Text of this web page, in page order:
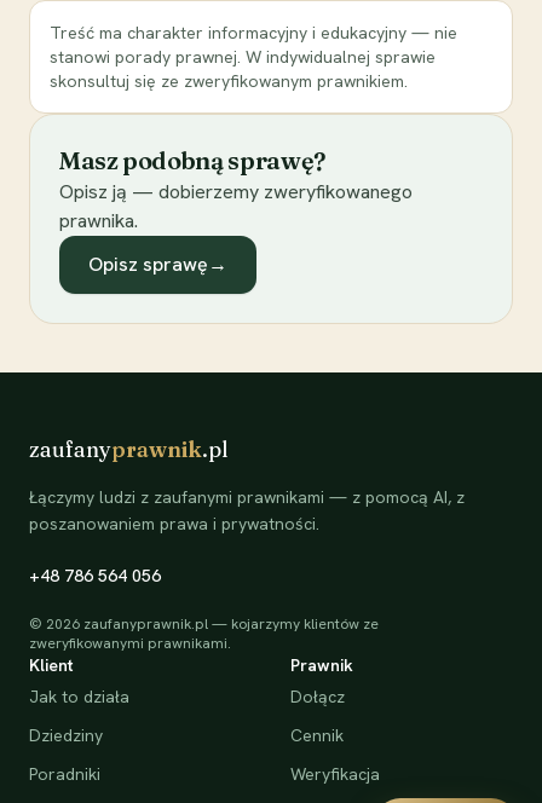
Treść ma charakter informacyjny i edukacyjny — nie
stanowi porady prawnej. W indywidualnej sprawie
skonsultuj się ze zweryfikowanym prawnikiem.
Masz podobną sprawę?
Opisz ją — dobierzemy zweryfikowanego
prawnika.
Opisz sprawę→
zaufanyprawnik.pl
Łączymy ludzi z zaufanymi prawnikami — z pomocą AI, z
poszanowaniem prawa i prywatności.
+48 786 564 056
© 2026 zaufanyprawnik.pl — kojarzymy klientów ze
zweryfikowanymi prawnikami.
Klient
Jak to działa
Dziedziny
Poradniki
Prawnik
Dołącz
Cennik
Weryfikacja